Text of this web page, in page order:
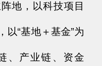
地，以科技项目
以“基地＋基金”为
、产业链、资金